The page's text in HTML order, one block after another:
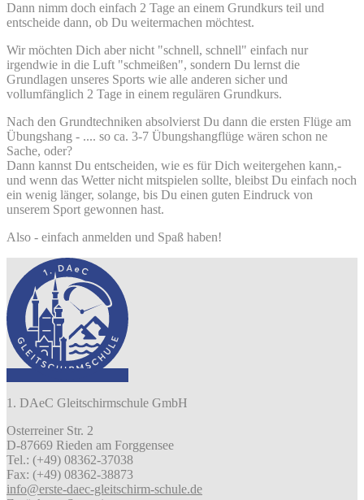
Dann nimm doch einfach 2 Tage an einem Grundkurs teil und
entscheide dann, ob Du weitermachen möchtest.
Wir möchten Dich aber nicht "schnell, schnell" einfach nur
irgendwie in die Luft "schmeißen", sondern Du lernst die
Grundlagen unseres Sports wie alle anderen sicher und
vollumfänglich 2 Tage in einem regulären Grundkurs.
Nach den Grundtechniken absolvierst Du dann die ersten Flüge am
Übungshang - .... so ca. 3-7 Übungshangflüge wären schon ne
Sache, oder?
Dann kannst Du entscheiden, wie es für Dich weitergehen kann,-
und wenn das Wetter nicht mitspielen sollte, bleibst Du einfach noch
ein wenig länger, solange, bis Du einen guten Eindruck von
unserem Sport gewonnen hast.
Also - einfach anmelden und Spaß haben!
1. DAeC Gleitschirmschule GmbH
Osterreiner Str. 2
D-87669 Rieden am Forggensee
Tel.: (+49) 08362-37038
Fax: (+49) 08362-38873
info@erste-daec-gleitschirm-schule.de